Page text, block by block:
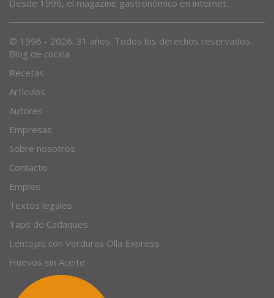
Desde 1996, el magazine gastronómico en internet.
© 1996 - 2026. 31 años. Todos los derechos reservados.
Blog de cocina
Recetas
Artículos
Autores
Empresas
Sobre nosotros
Contacto
Empleo
Textos legales
Taps de Cadaques
Lentejas con Verduras Olla Express
Huevos sin Aceite